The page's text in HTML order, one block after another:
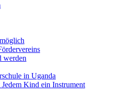
werden
in Uganda
Kind ein Instrument